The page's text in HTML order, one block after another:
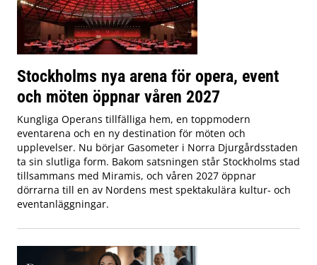
Stockholms nya arena för opera, event
och möten öppnar våren 2027
Kungliga Operans tillfälliga hem, en toppmodern
eventarena och en ny destination för möten och
upplevelser. Nu börjar Gasometer i Norra Djurgårdsstaden
ta sin slutliga form. Bakom satsningen står Stockholms stad
tillsammans med Miramis, och våren 2027 öppnar
dörrarna till en av Nordens mest spektakulära kultur- och
eventanläggningar.